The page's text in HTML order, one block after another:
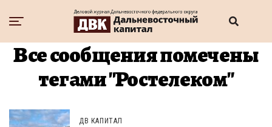
Все сообщения помечены
тегами "Ростелеком"
ДВ КАПИТАЛ